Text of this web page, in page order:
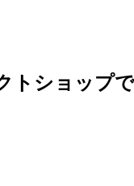
トショップ